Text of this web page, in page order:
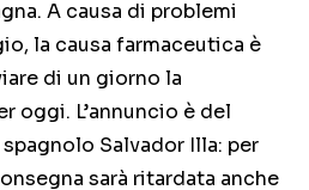
A causa di problemi
la causa farmaceutica è
di un giorno la
oggi. L’annuncio è del
Salvador Illa: per
sarà ritardata anche